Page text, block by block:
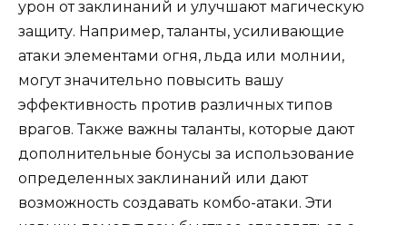
урон от заклинаний и улучшают магическую
защиту. Например, таланты, усиливающие
атаки элементами огня, льда или молнии,
могут значительно повысить вашу
эффективность против различных типов
врагов. Также важны таланты, которые дают
дополнительные бонусы за использование
определенных заклинаний или дают
возможность создавать комбо-атаки. Эти